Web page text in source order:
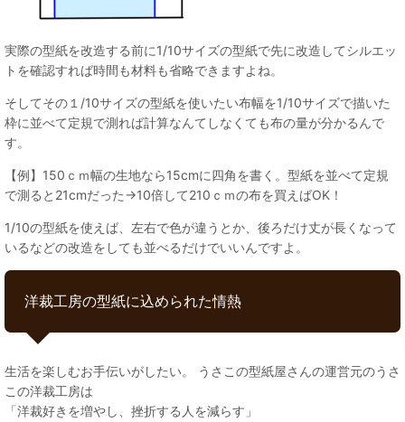
実際の型紙を改造する前に1/10サイズの型紙で先に改造してシルエッ
トを確認すれば時間も材料も省略できますよね。
そしてその１/10サイズの型紙を使いたい布幅を1/10サイズで描いた
枠に並べて定規で測れば計算なんてしなくても布の量が分かるんで
す。
【例】150ｃｍ幅の生地なら15cmに四角を書く。型紙を並べて定規
で測ると21cmだった→10倍して210ｃｍの布を買えばOK！
1/10の型紙を使えば、左右で色が違うとか、後ろだけ丈が長くなって
いるなどの改造をしても並べるだけでいいんですよ。
洋裁工房の型紙に込められた情熱
生活を楽しむお手伝いがしたい。 うさこの型紙屋さんの運営元のうさ
この洋裁工房は
「洋裁好きを増やし、挫折する人を減らす」